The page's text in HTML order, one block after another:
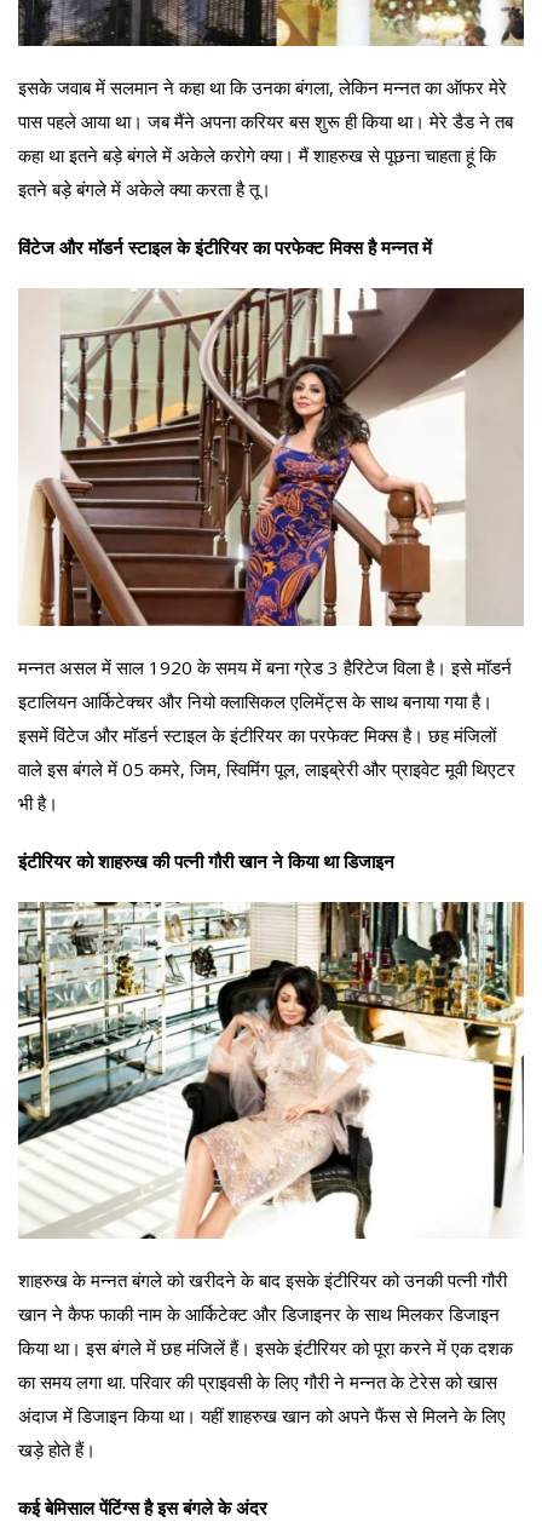
इसके जवाब में सलमान ने कहा था कि उनका बंगला, लेकिन मन्नत का ऑफर मेरे
पास पहले आया था। जब मैंने अपना करियर बस शुरू ही किया था। मेरे डैड ने तब
कहा था इतने बड़े बंगले में अकेले करोगे क्या। मैं शाहरुख से पूछना चाहता हूं कि
इतने बड़े बंगले में अकेले क्या करता है तू।
विंटेज और मॉडर्न स्टाइल के इंटीरियर का परफेक्ट मिक्स है मन्नत में
मन्नत असल में साल 1920 के समय में बना ग्रेड 3 हैरिटेज विला है। इसे मॉडर्न
इटालियन आर्किटेक्चर और नियो क्लासिकल एलिमेंट्स के साथ बनाया गया है।
इसमें विंटेज और मॉडर्न स्टाइल के इंटीरियर का परफेक्ट मिक्स है। छह मंजिलों
वाले इस बंगले में 05 कमरे, जिम, स्विमिंग पूल, लाइब्रेरी और प्राइवेट मूवी थिएटर
भी है।
इंटीरियर को शाहरुख की पत्नी गौरी खान ने किया था डिजाइन
शाहरुख के मन्नत बंगले को खरीदने के बाद इसके इंटीरियर को उनकी पत्नी गौरी
खान ने कैफ फाकी नाम के आर्किटेक्ट और डिजाइनर के साथ मिलकर डिजाइन
किया था। इस बंगले में छह मंजिलें हैं। इसके इंटीरियर को पूरा करने में एक दशक
का समय लगा था. परिवार की प्राइवसी के लिए गौरी ने मन्नत के टेरेस को खास
अंदाज में डिजाइन किया था। यहीं शाहरुख खान को अपने फैंस से मिलने के लिए
खड़े होते हैं।
कई बेमिसाल पेंटिंग्स है इस बंगले के अंदर